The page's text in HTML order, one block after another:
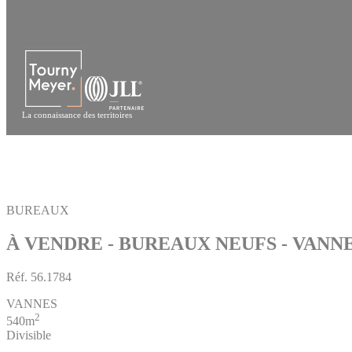
La connaissance des territoires
BUREAUX
À VENDRE - BUREAUX NEUFS -
Réf. 56.1784
VANNES
540m2
Divisible